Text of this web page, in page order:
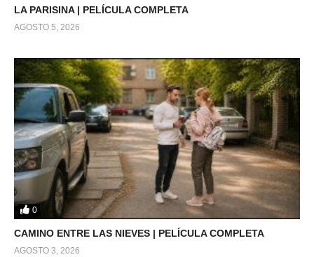
LA PARISINA | PELÍCULA COMPLETA
AGOSTO 5, 2026
0
CAMINO ENTRE LAS NIEVES | PELÍCULA COMPLETA
AGOSTO 3, 2026